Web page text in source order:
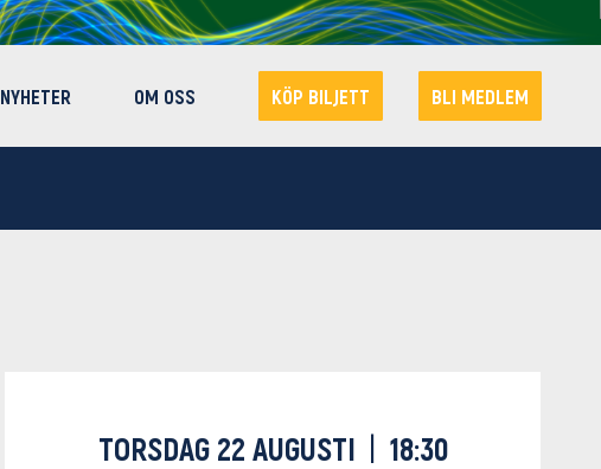
NYHETER OM OSS KÖP BILJETT BLI MEDLEM
TORSDAG 22 AUGUSTI | 18:30